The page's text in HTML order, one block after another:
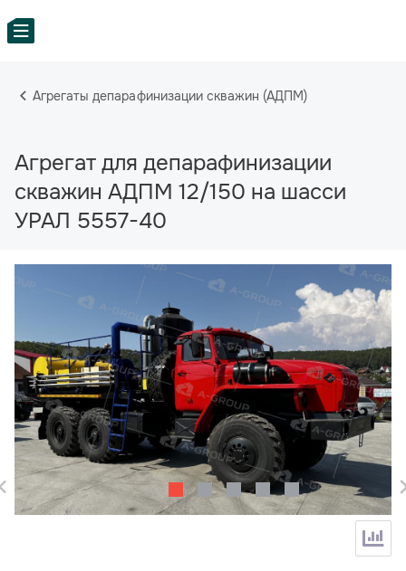
Агрегаты депарафинизации скважин (АДПМ)
Агрегат для депарафинизации
скважин АДПМ 12/150 на шасси
УРАЛ 5557-40